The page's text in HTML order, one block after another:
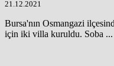
21.12.2021
Bursa'nın Osmangazi
için iki villa kuruldu. Soba ...